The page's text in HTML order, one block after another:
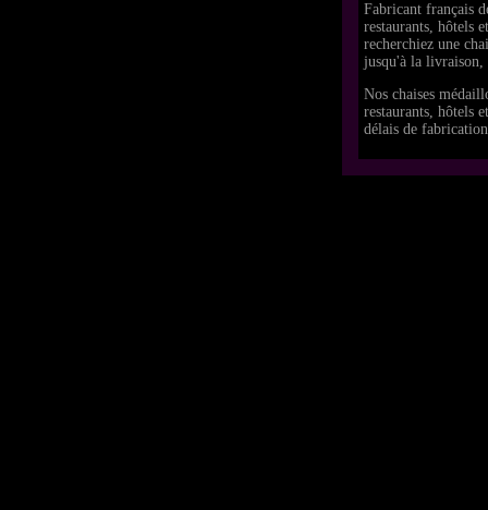
Fabricant français
restaurants, hôtels
recherchiez une
jusqu'à la livraison,
Nos chaises
restaurants, hôtels
délais de